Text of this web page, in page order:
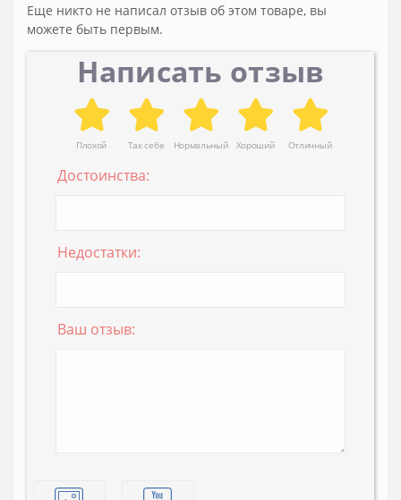
Еще никто не написал отзыв об этом товаре, вы
можете быть первым.
Написать отзыв
Плохой Так себе Нормальный Хороший Отличный
Достоинства:
Недостатки:
Ваш отзыв: